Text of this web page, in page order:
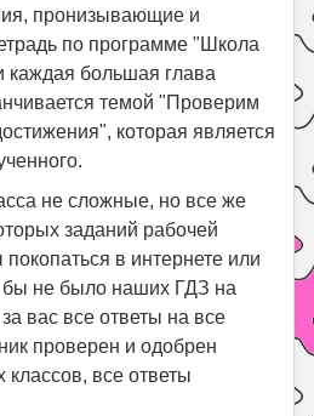
пронизывающие и
по программе "Школа
каждая большая глава
темой "Проверим
которая является
не сложные, но все же
заданий рабочей
в интернете или
бы не было наших ГДЗ на
вас все ответы на все
проверен и одобрен
все ответы